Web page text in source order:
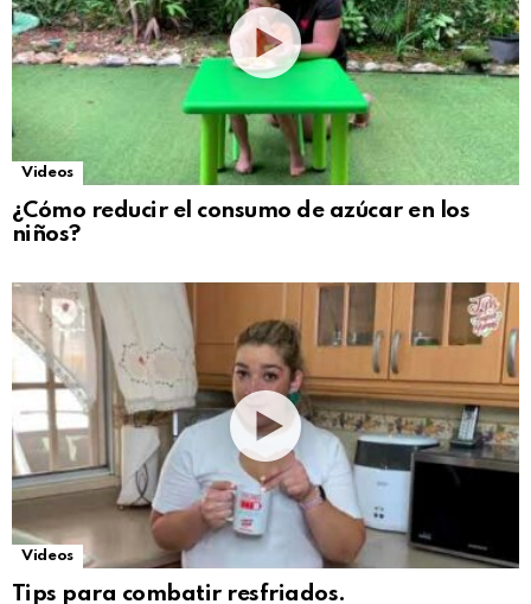
Videos
¿Cómo reducir el consumo de azúcar en los
niños?
Videos
Tips para combatir resfriados.